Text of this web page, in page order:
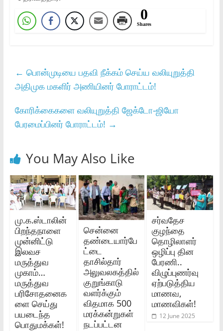
0
Shares
← பொன்முடியை பதவி நீக்கம் செய்ய வலியுறுத்தி
அதிமுக மகளிர் அணியினர் போராட்டம்!
கோரிக்கைகளை வலியுறுத்தி ஜேக்டோ-ஜியோ
பேரமைப்பினர் போராட்டம்! →
You May Also Like
மு.க.ஸ்டாலின்
பிறந்தநாளை
முன்னிட்டு
இலவச
மருத்துவ
முகாம்…
மருத்துவ
பரிசோதனைக
ளை செய்து
பயடைந்த
பொதுமக்கள்!
சென்னை
தண்டையார்பே
ட்டை
தாசில்தார்
அலுவலகத்தில்
குறுங்காடு
வளர்க்கும்
விதமாக 500
மரக்கன்றுகள்
நடப்பட்டன
சர்வதேச
குழந்தை
தொழிலாளர்
ஒழிப்பு தின
பேரணி..
விழுப்புணர்வு
ஏற்படுத்திய
மாணவ,
மாணவிகள்!
12 June 2025